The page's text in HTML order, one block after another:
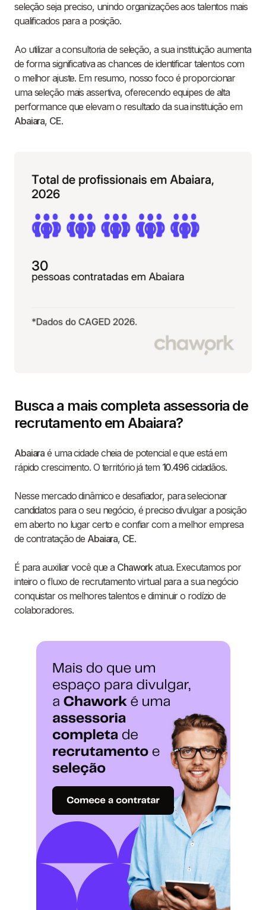
seleção seja preciso, unindo organizações aos talentos mais
qualificados para a posição.
Ao utilizar a consultoria de seleção, a sua instituição aumenta
de forma significativa as chances de identificar talentos com
o melhor ajuste. Em resumo, nosso foco é proporcionar
uma seleção mais assertiva, oferecendo equipes de alta
performance que elevam o resultado da sua instituição em
Abaiara, CE.
Busca a mais completa assessoria de
recrutamento em Abaiara?
Abaiara é uma cidade cheia de potencial e que está em
rápido crescimento. O território já tem 10.496cidadãos.
Nesse mercado dinâmico e desafiador, para selecionar
candidatos para o seu negócio, é preciso divulgar a posição
em aberto no lugar certo e confiar com a melhor empresa
de contratação de Abaiara, CE.
É para auxiliar você que a Chaworkatua. Executamos por
inteiro o fluxo de recrutamento virtual para a sua negócio
conquistar os melhores talentos e diminuir o rodízio de
colaboradores.